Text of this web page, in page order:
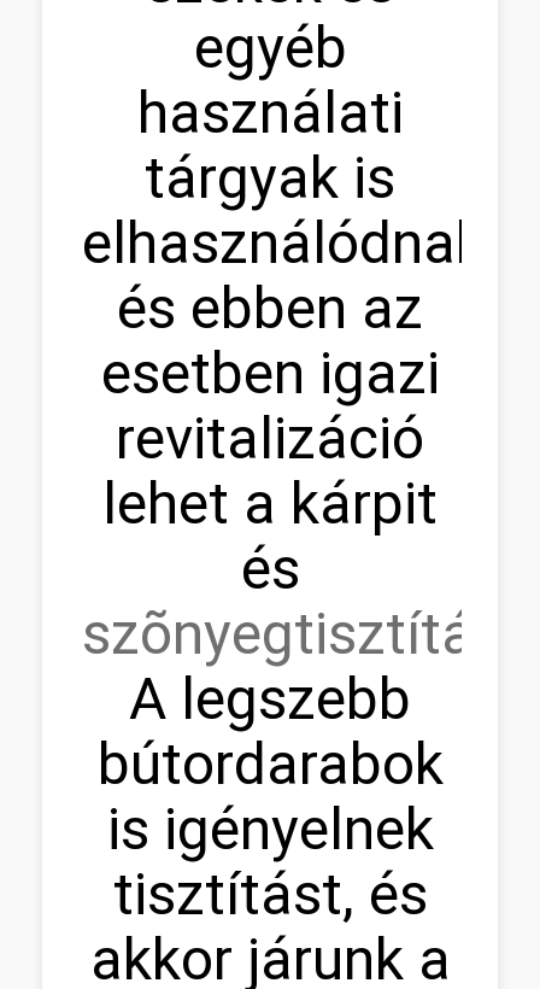
egyéb
használati
tárgyak is
elhasználódnak,
és ebben az
esetben igazi
revitalizáció
lehet a kárpit
és
szõnyegtisztítás.
A legszebb
bútordarabok
is igényelnek
tisztítást, és
akkor járunk a